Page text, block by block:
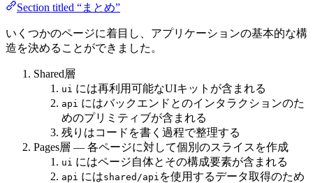
Section titled “まとめ”
いくつかのページに着目し、アプリケーションの基本的な構
造を決めることができました。
Shared層
ui には再利用可能なUIキットが含まれる
api にはバックエンドとのインタラクションのた
めのプリミティブが含まれる
残りはコードを書く過程で整理する
Pages層 — 各ページに対して個別のスライスを作成
ui にはページ自体とその構成要素が含まれる
api にはshared/api を使用するデータ取得のため